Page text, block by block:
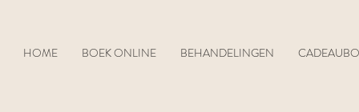
HOME BOEK ONLINE BEHANDELINGEN